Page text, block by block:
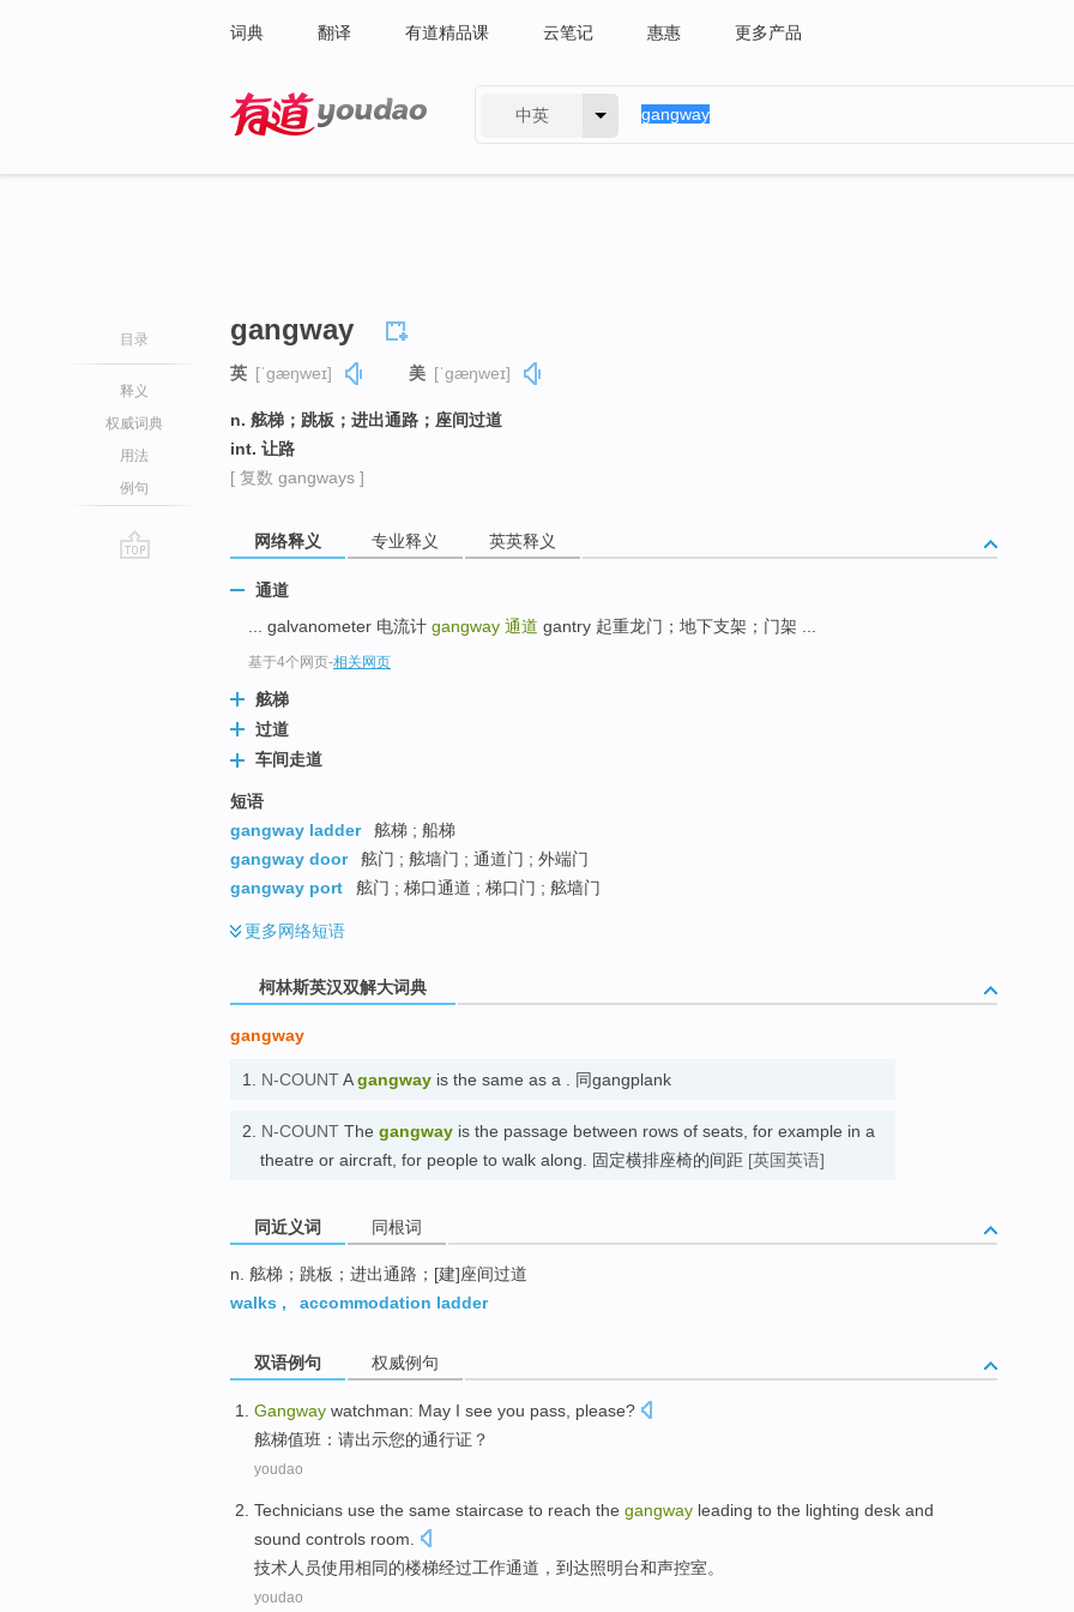
词典 翻译 有道精品课 云笔记 惠惠 更多产品
中英
目录
释义
权威词典
用法
例句
gangway
英 [ˈɡæŋweɪ] 美 [ˈɡæŋweɪ]
n. 舷梯；跳板；进出通路；座间过道
int. 让路
[ 复数 gangways ]
网络释义 专业释义 英英释义
通道
... galvanometer 电流计 gangway 通道 gantry 起重龙门；地下支架；门架 ...
基于4个网页-相关网页
舷梯
过道
车间走道
短语
gangway ladder
舷梯 ; 船梯
gangway door
舷门 ; 舷墙门 ; 通道门 ; 外端门
gangway port
舷门 ; 梯口通道 ; 梯口门 ; 舷墙门
更多网络短语
柯林斯英汉双解大词典
gangway
1. N-COUNTAgangway is the same as a . 同gangplank
2. N-COUNT The gangway is the passage between rows of seats, for example in a
theatre or aircraft, for people to walk along. 固定横排座椅的间距 [英国英语]
同近义词 同根词
n. 舷梯；跳板；进出通路；[建]座间过道
walks , accommodation ladder
双语例句 权威例句
Gangway watchman: May I see you pass please?
舷梯值班： 请出示您的通行证 ？
youdao
Technicians use the same staircase to reach the gangway leading to the lighting desk and
sound controls room
技术人员使用相同的楼梯经过工作通道 ， 到达照明台和声控室。
youdao